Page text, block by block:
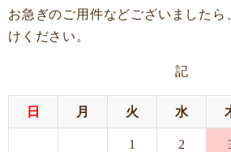
お急ぎのご用件などございましたら
けください。
記
日 月 火 水
1 2